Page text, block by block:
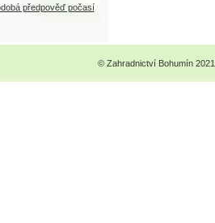
© Zahradnictví Bohumín